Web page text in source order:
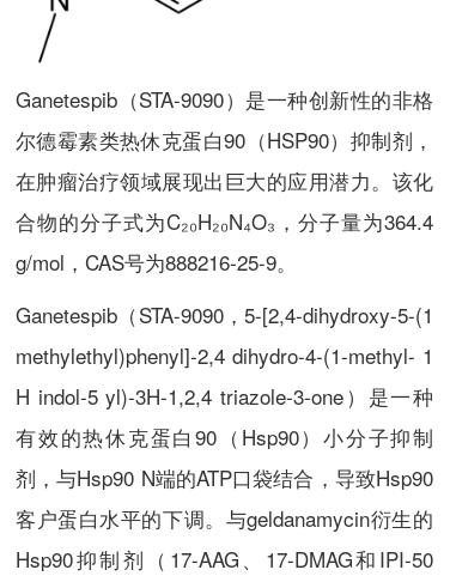
Ganetespib（STA-9090） 是一种创新性的非格
尔德霉素类热休克蛋白90（HSP90）抑制剂，
在肿瘤治疗领域展现出巨大的应用潜力。该化
合物的分子式为C₂₀H₂₀N₄O₃，分子量为364.4
g/mol，CAS号为888216-25-9。
Ganetespib（STA-9090，5-[2,4-dihydroxy-5-(1
methylethyl)phenyl]-2,4 dihydro-4-(1-methyl- 1
H indol-5 yl)-3H-1,2,4 triazole-3-one） 是一种
有效的热休克蛋白90（Hsp90）小分子抑制
剂，与Hsp90 N端的ATP口袋结合，导致Hsp90
客户蛋白水平的下调。与geldanamycin衍生的
Hsp90抑制剂（ 17-AAG 、 17-DMAG和IPI-50